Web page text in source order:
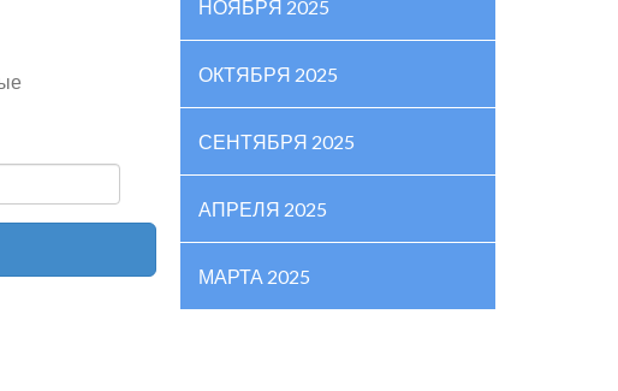
НОЯБРЯ 2025
ОКТЯБРЯ 2025
СЕНТЯБРЯ 2025
АПРЕЛЯ 2025
МАРТА 2025